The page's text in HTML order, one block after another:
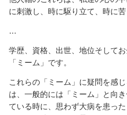
に刺激し、時に駆り立て、時に苦
…
学歴、資格、出世、地位そして
「ミーム」です。
これらの「ミーム」に疑問を感
は、一般的には「ミーム」と向
ている時に、思わず大病を患っ